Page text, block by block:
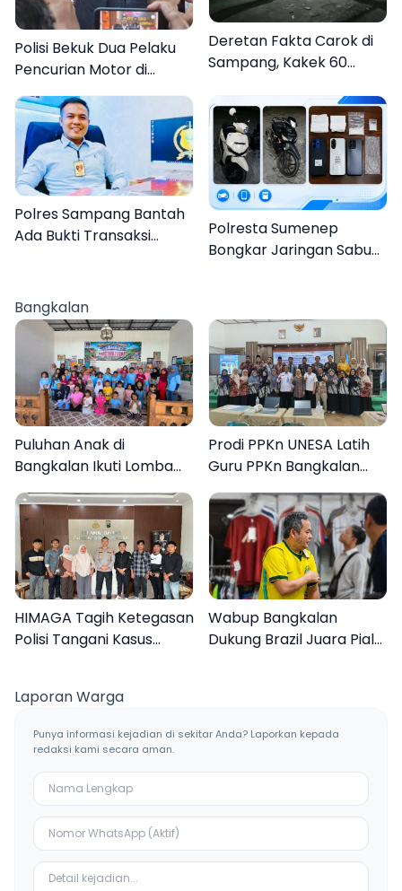
Polisi Bekuk Dua Pelaku
Pencurian Motor di
Bajrasokah Sampang
Deretan Fakta Carok di
Sampang, Kakek 60
Pria
Polres Sampang Bantah
Ada Bukti Transaksi
Polresta Sumenep
Bongkar Jaringan Sabu
Bangkalan
Puluhan Anak di
Bangkalan Ikuti Lomba
Mewarnai Bertema
Liburan Keluarga
Prodi PPKn UNESA Latih
Guru PPKn Bangkalan
dengan Pembelajaran
Inovasi Teknologi
HIMAGA Tagih Ketegasan
Polisi Tangani Kasus
Wabup Bangkalan
Dukung Brazil Juara Piala
Laporan Warga
Punya informasi kejadian di sekitar Anda? Laporkan kepada
redaksi kami secara aman.